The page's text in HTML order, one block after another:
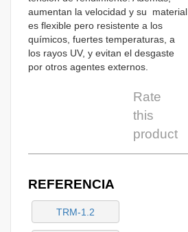
aumentan la velocidad y su material
es flexible pero resistente a los
químicos, fuertes temperaturas, a
los rayos UV, y evitan el desgaste
por otros agentes externos.
Rate
this
product
REFERENCIA
TRM-1.2